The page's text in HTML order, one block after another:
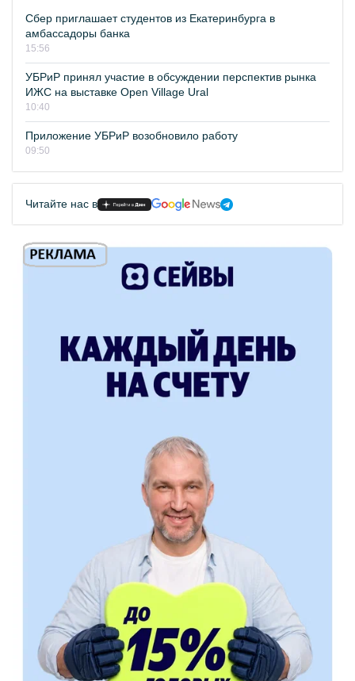
Сбер приглашает студентов из Екатеринбурга в
амбассадоры банка
15:56
УБРиР принял участие в обсуждении перспектив рынка
ИЖС на выставке Open Village Ural
10:40
Приложение УБРиР возобновило работу
09:50
Читайте нас в